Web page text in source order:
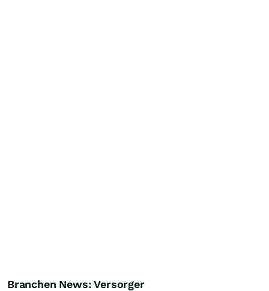
Branchen News: Versorger